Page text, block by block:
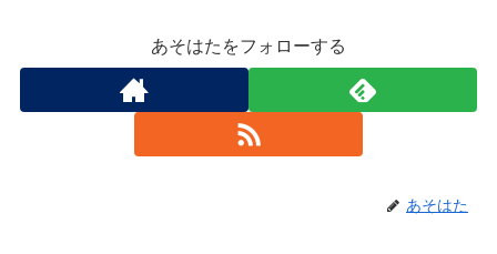
あそはたをフォローする
あそはた